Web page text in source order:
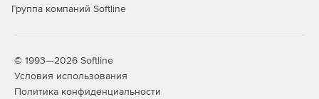
Группа компаний Softline
© 1993—2026 Softline
Условия использования
Политика конфиденциальности